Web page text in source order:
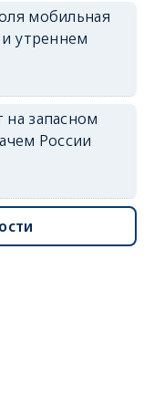
мобильная
утреннем
запасном
России